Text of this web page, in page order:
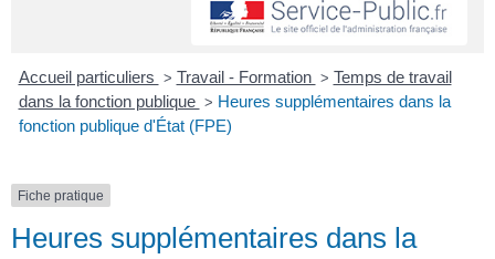
Accueil particuliers > Travail - Formation > Temps de travail
dans la fonction publique > Heures supplémentaires dans la
fonction publique d'État (FPE)
Fiche pratique
Heures supplémentaires dans la